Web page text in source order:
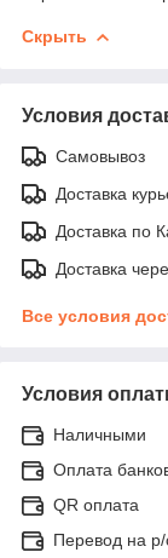
Скрыть
Условия
Самовывоз
Доставка
Доставка по
Доставка
Все условия
Условия
Наличными
Оплата
QR оплата
Перевод на